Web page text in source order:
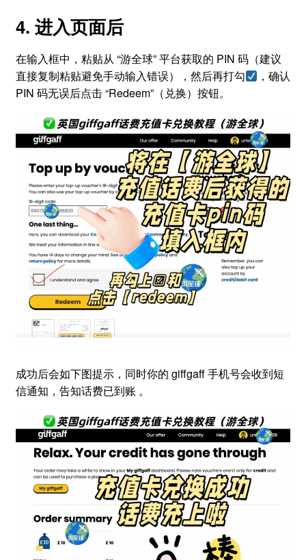
4. 进入页面后
在输入框中，粘贴从 “游全球” 平台获取的 PIN 码（建议
直接复制粘贴避免手动输入错误），然后再打勾
，确认
PIN 码无误后点击 “Redeem”（兑换）按钮。
成功后会如下图提示，同时你的 giffgaff 手机号会收到短
信通知，告知话费已到账 。